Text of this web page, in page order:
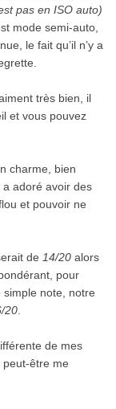
pas en ISO auto)
mode semi-auto,
le fait qu’il n’y a
très bien, il
et vous pouvez
charme, bien
a adoré avoir des
et pouvoir ne
de 14/20alors
pour
simple note, notre
20.
de mes
être me